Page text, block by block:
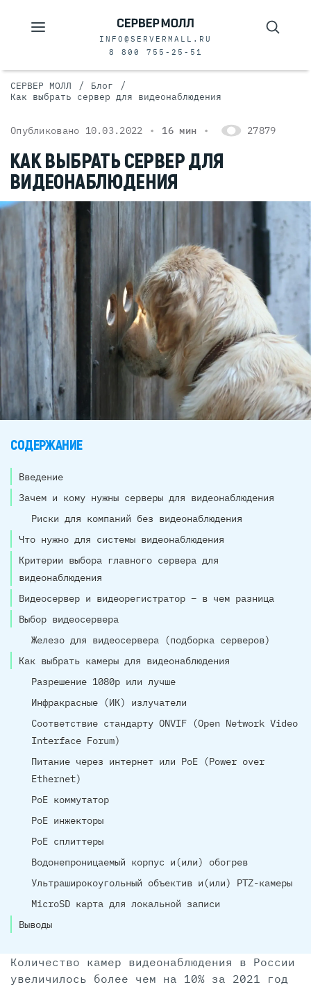
INFO@SERVERMALL.RU
8 800 755-25-51
СЕРВЕР МОЛЛ / Блог /
Как выбрать сервер для видеонаблюдения
Опубликовано 10.03.2022 16 мин 27879
КАК ВЫБРАТЬ СЕРВЕР ДЛЯ
ВИДЕОНАБЛЮДЕНИЯ
СОДЕРЖАНИЕ
Введение
Зачем и кому нужны серверы для видеонаблюдения
Риски для компаний без видеонаблюдения
Что нужно для системы видеонаблюдения
Критерии выбора главного сервера для
видеонаблюдения
Видеосервер и видеорегистратор – в чем разница
Выбор видеосервера
Железо для видеосервера (подборка серверов)
Как выбрать камеры для видеонаблюдения
Разрешение 1080p или лучше
Инфракрасные (ИК) излучатели
Соответствие стандарту ONVIF (Open Network Video
Interface Forum)
Питание через интернет или PoE (Power over
Ethernet)
PoE коммутатор
PoE инжекторы
PoE сплиттеры
Водонепроницаемый корпус и(или) обогрев
Ультраширокоугольный объектив и(или) PTZ-камеры
MicroSD карта для локальной записи
Выводы
Количество камер видеонаблюдения в России
увеличилось более чем на 10% за 2021 год